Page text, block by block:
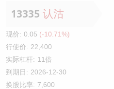
13335 认沽
现价: 0.05 (-10.71%)
行使价: 22,400
实际杠杆: 11倍
到期日: 2026-12-30
换股比率: 7,600